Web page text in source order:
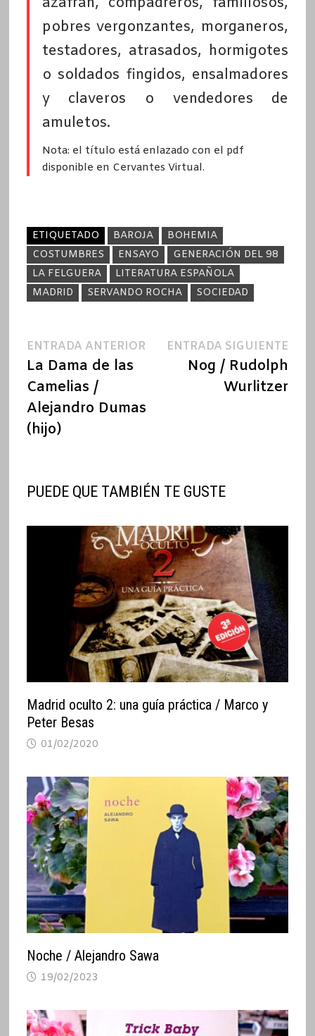
pobres vergonzantes, morganeros,
testadores, atrasados, hormigotes
o soldados fingidos, ensalmadores
y claveros o vendedores de
amuletos.
Nota: el título está enlazado con el pdf
disponible en Cervantes Virtual.
ETIQUETADO BAROJA
BOHEMIA
COSTUMBRES
ENSAYO
GENERACIÓN DEL 98
LA FELGUERA
LITERATURA ESPAÑOLA
MADRID
SERVANDO ROCHA SOCIEDAD
Navegación
de
entradas
ENTRADA ANTERIOREntrada
anterior:
La Dama de las
Camelias /
Alejandro Dumas
(hijo)
ENTRADA SIGUIENTE
Nog / Rudolph
Wurlitzer
PUEDE QUE TAMBIÉN TE GUSTE
Madrid oculto 2: una guía práctica / Marco y
Peter Besas
01/02/2020
Noche / Alejandro Sawa
19/02/2023